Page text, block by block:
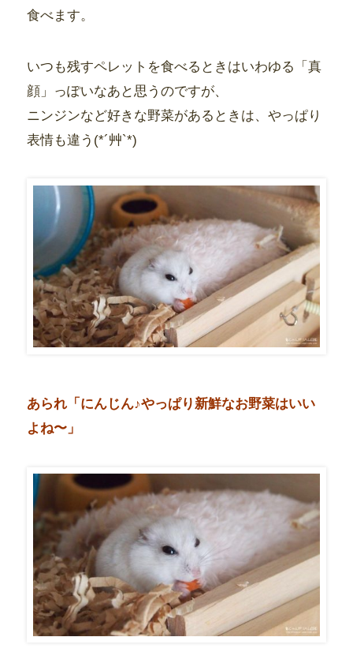
食べます。
いつも残すペレットを食べるときはいわゆる「真
顔」っぽいなあと思うのですが、
ニンジンなど好きな野菜があるときは、やっぱり
表情も違う(*´艸`*)
あられ「にんじん♪やっぱり新鮮なお野菜はいい
よね〜」